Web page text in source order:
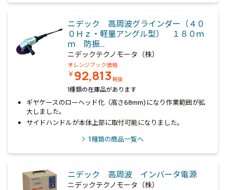
ニデック 高周波グラインダー（４０
０Ｈｚ・軽量アングル型） １８０ｍ
ｍ 防振…
ニデックテクノモータ（株）
オレンジブック価格
￥92,813 税抜
1種類の在庫品があります
ギヤケースのローヘッド化（高さ68mm)になり作業範囲が拡
大しました。
サイドハンドルが本体上部に取付可能になりました。
1種類の商品一覧へ
ニデック 高周波 インバータ電源
ニデックテクノモータ（株）